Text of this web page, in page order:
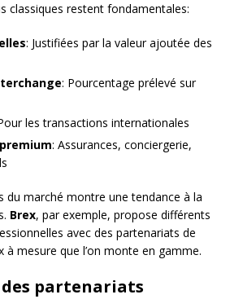
classiques restent fondamentales:
: Justifiées par la valeur ajoutée des
: Pourcentage prélevé sur
les transactions internationales
: Assurances, conciergerie,
du marché montre une tendance à la
Brex, par exemple, propose différents
avec des partenariats de
à mesure que l’on monte en gamme.
partenariats